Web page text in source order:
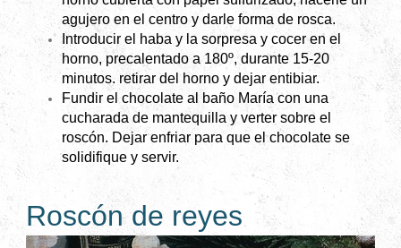
agujero en el centro y darle forma de rosca.
Introducir el haba y la sorpresa y cocer en el
horno, precalentado a 180º, durante 15-20
minutos. retirar del horno y dejar entibiar.
Fundir el chocolate al baño María con una
cucharada de mantequilla y verter sobre el
roscón. Dejar enfriar para que el chocolate se
solidifique y servir.
Roscón de reyes